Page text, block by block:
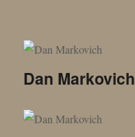
Dan Markovich